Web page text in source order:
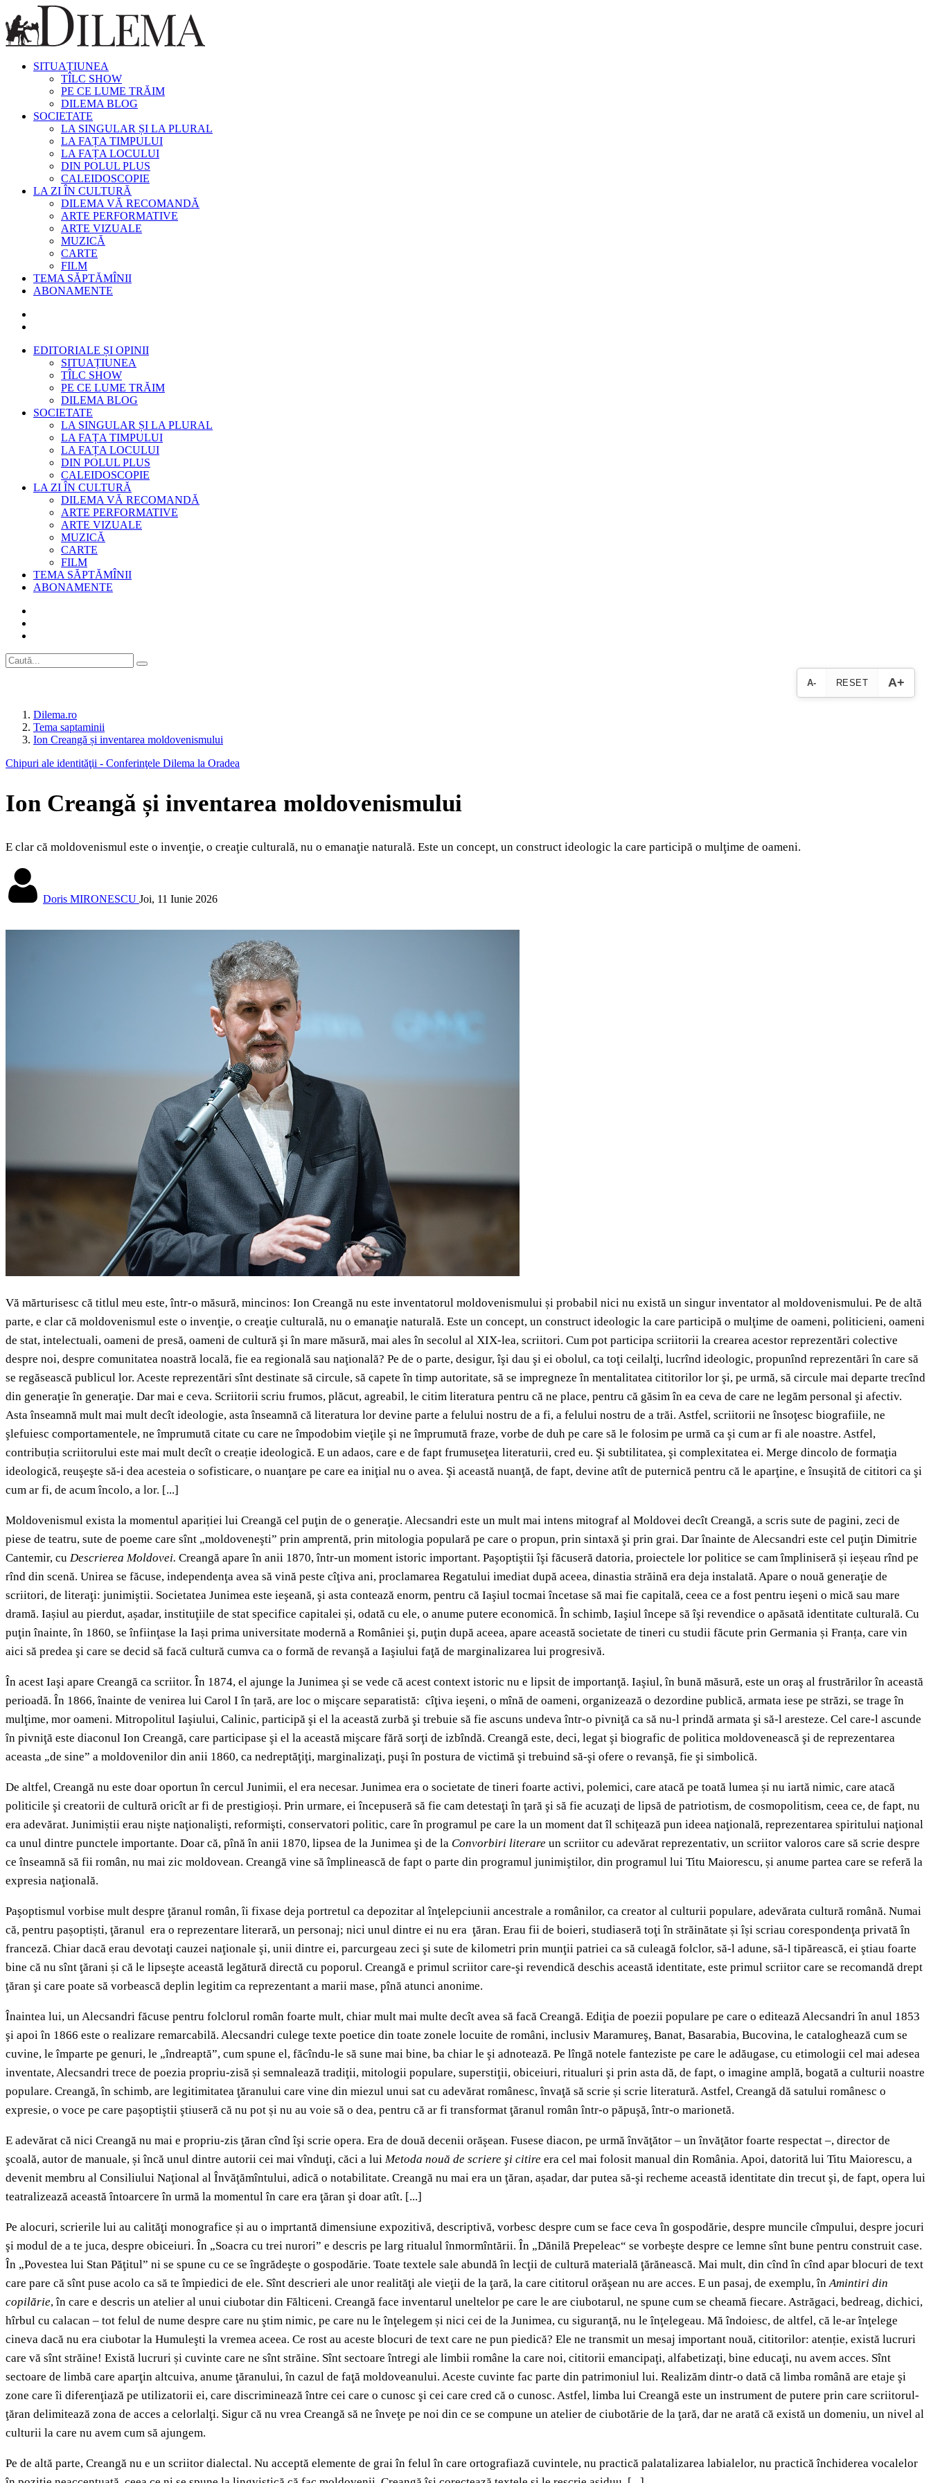
SITUAȚIUNEA
TÎLC SHOW
PE CE LUME TRĂIM
DILEMA BLOG
SOCIETATE
LA SINGULAR ȘI LA PLURAL
LA FAȚA TIMPULUI
LA FAȚA LOCULUI
DIN POLUL PLUS
CALEIDOSCOPIE
LA ZI ÎN CULTURĂ
DILEMA VĂ RECOMANDĂ
ARTE PERFORMATIVE
ARTE VIZUALE
MUZICĂ
CARTE
FILM
TEMA SĂPTĂMÎNII
ABONAMENTE
EDITORIALE ȘI OPINII
SITUAȚIUNEA
TÎLC SHOW
PE CE LUME TRĂIM
DILEMA BLOG
SOCIETATE
LA SINGULAR ȘI LA PLURAL
LA FAȚA TIMPULUI
LA FAȚA LOCULUI
DIN POLUL PLUS
CALEIDOSCOPIE
LA ZI ÎN CULTURĂ
DILEMA VĂ RECOMANDĂ
ARTE PERFORMATIVE
ARTE VIZUALE
MUZICĂ
CARTE
FILM
TEMA SĂPTĂMÎNII
ABONAMENTE
A- RESET A+
Dilema.ro
Tema saptaminii
Ion Creangă și inventarea moldovenismului
Chipuri ale identităţii - Conferinţele Dilema la Oradea
Ion Creangă și inventarea moldovenismului
E clar că moldovenismul este o invenţie, o creaţie culturală, nu o emanaţie naturală. Este un concept, un construct ideologic la care participă o mulţime de oameni.
Doris MIRONESCU Joi, 11 Iunie 2026
Vă mărturisesc că titlul meu este, într-o măsură, mincinos: Ion Creangă nu este inventatorul moldovenismului și probabil nici nu există un singur inventator al moldovenismului. Pe de altă
parte, e clar că moldovenismul este o invenţie, o creaţie culturală, nu o emanaţie naturală. Este un concept, un construct ideologic la care participă o mulţime de oameni, politicieni, oameni
de stat, intelectuali, oameni de presă, oameni de cultură şi în mare măsură, mai ales în secolul al XIX-lea, scriitori. Cum pot participa scriitorii la crearea acestor reprezentări colective
despre noi, despre comunitatea noastră locală, fie ea regională sau naţională? Pe de o parte, desigur, îşi dau şi ei obolul, ca toţi ceilalţi, lucrînd ideologic, propunînd reprezentări în care să
se regăsească publicul lor. Aceste reprezentări sînt destinate să circule, să capete în timp autoritate, să se impregneze în mentalitatea cititorilor lor şi, pe urmă, să circule mai departe trecînd
din generaţie în generaţie. Dar mai e ceva. Scriitorii scriu frumos, plăcut, agreabil, le citim literatura pentru că ne place, pentru că găsim în ea ceva de care ne legăm personal şi afectiv.
Asta înseamnă mult mai mult decît ideologie, asta înseamnă că literatura lor devine parte a felului nostru de a fi, a felului nostru de a trăi. Astfel, scriitorii ne însoţesc biografiile, ne
şlefuiesc comportamentele, ne împrumută citate cu care ne împodobim vieţile şi ne împrumută fraze, vorbe de duh pe care să le folosim pe urmă ca şi cum ar fi ale noastre. Astfel,
contribuția scriitorului este mai mult decît o creație ideologică. E un adaos, care e de fapt frumuseţea literaturii, cred eu. Şi subtilitatea, şi complexitatea ei. Merge dincolo de formaţia
ideologică, reuşeşte să-i dea acesteia o sofisticare, o nuanţare pe care ea iniţial nu o avea. Şi această nuanţă, de fapt, devine atît de puternică pentru că le aparţine, e însuşită de cititori ca şi
cum ar fi, de acum încolo, a lor. [...]
Moldovenismul exista la momentul apariției lui Creangă cel puţin de o generaţie. Alecsandri este un mult mai intens mitograf al Moldovei decît Creangă, a scris sute de pagini, zeci de
piese de teatru, sute de poeme care sînt „moldoveneşti” prin amprentă, prin mitologia populară pe care o propun, prin sintaxă şi prin grai. Dar înainte de Alecsandri este cel puţin Dimitrie
Cantemir, cu Descrierea Moldovei. Creangă apare în anii 1870, într-un moment istoric important. Paşoptiştii îşi făcuseră datoria, proiectele lor politice se cam împliniseră și ieșeau rînd pe
rînd din scenă. Unirea se făcuse, independenţa avea să vină peste cîţiva ani, proclamarea Regatului imediat după aceea, dinastia străină era deja instalată. Apare o nouă generaţie de
scriitori, de literaţi: junimiştii. Societatea Junimea este ieşeană, şi asta contează enorm, pentru că Iaşiul tocmai încetase să mai fie capitală, ceea ce a fost pentru ieşeni o mică sau mare
dramă. Iașiul au pierdut, așadar, instituţiile de stat specifice capitalei și, odată cu ele, o anume putere economică. În schimb, Iaşiul începe să îşi revendice o apăsată identitate culturală. Cu
puţin înainte, în 1860, se înfiinţase la Iași prima universitate modernă a României şi, puţin după aceea, apare această societate de tineri cu studii făcute prin Germania și Franța, care vin
aici să predea şi care se decid să facă cultură cumva ca o formă de revanşă a Iaşiului faţă de marginalizarea lui progresivă.
În acest Iaşi apare Creangă ca scriitor. În 1874, el ajunge la Junimea şi se vede că acest context istoric nu e lipsit de importanţă. Iaşiul, în bună măsură, este un oraş al frustrărilor în această
perioadă. În 1866, înainte de venirea lui Carol I în țară, are loc o mişcare separatistă: cîţiva ieşeni, o mînă de oameni, organizează o dezordine publică, armata iese pe străzi, se trage în
mulţime, mor oameni. Mitropolitul Iaşiului, Calinic, participă şi el la această zurbă şi trebuie să fie ascuns undeva într-o pivniţă ca să nu-l prindă armata şi să-l aresteze. Cel care-l ascunde
în pivniţă este diaconul Ion Creangă, care participase şi el la această mişcare fără sorţi de izbîndă. Creangă este, deci, legat şi biografic de politica moldovenească şi de reprezentarea
aceasta „de sine” a moldovenilor din anii 1860, ca nedreptăţiţi, marginalizaţi, puşi în postura de victimă şi trebuind să-şi ofere o revanşă, fie şi simbolică.
De altfel, Creangă nu este doar oportun în cercul Junimii, el era necesar. Junimea era o societate de tineri foarte activi, polemici, care atacă pe toată lumea și nu iartă nimic, care atacă
politicile şi creatorii de cultură oricît ar fi de prestigioși. Prin urmare, ei începuseră să fie cam detestaţi în ţară şi să fie acuzaţi de lipsă de patriotism, de cosmopolitism, ceea ce, de fapt, nu
era adevărat. Junimiștii erau nişte naţionalişti, reformişti, conservatori politic, care în programul pe care la un moment dat îl schiţează pun ideea naţională, reprezentarea spiritului naţional
ca unul dintre punctele importante. Doar că, pînă în anii 1870, lipsea de la Junimea şi de la Convorbiri literare un scriitor cu adevărat reprezentativ, un scriitor valoros care să scrie despre
ce înseamnă să fii român, nu mai zic moldovean. Creangă vine să împlinească de fapt o parte din programul junimiştilor, din programul lui Titu Maiorescu, și anume partea care se referă la
expresia naţională.
Paşoptismul vorbise mult despre ţăranul român, îi fixase deja portretul ca depozitar al înţelepciunii ancestrale a românilor, ca creator al culturii populare, adevărata cultură română. Numai
că, pentru pașoptiști, ţăranul era o reprezentare literară, un personaj; nici unul dintre ei nu era ţăran. Erau fii de boieri, studiaseră toţi în străinătate și își scriau corespondenţa privată în
franceză. Chiar dacă erau devotaţi cauzei naţionale şi, unii dintre ei, parcurgeau zeci şi sute de kilometri prin munţii patriei ca să culeagă folclor, să-l adune, să-l tipărească, ei ştiau foarte
bine că nu sînt ţărani și că le lipseşte această legătură directă cu poporul. Creangă e primul scriitor care-şi revendică deschis această identitate, este primul scriitor care se recomandă drept
ţăran şi care poate să vorbească deplin legitim ca reprezentant a marii mase, pînă atunci anonime.
Înaintea lui, un Alecsandri făcuse pentru folclorul român foarte mult, chiar mult mai multe decît avea să facă Creangă. Ediţia de poezii populare pe care o editează Alecsandri în anul 1853
şi apoi în 1866 este o realizare remarcabilă. Alecsandri culege texte poetice din toate zonele locuite de români, inclusiv Maramureş, Banat, Basarabia, Bucovina, le cataloghează cum se
cuvine, le împarte pe genuri, le „îndreaptă”, cum spune el, făcîndu-le să sune mai bine, ba chiar le şi adnotează. Pe lîngă notele fanteziste pe care le adăugase, cu etimologii cel mai adesea
inventate, Alecsandri trece de poezia propriu-zisă și semnalează tradiţii, mitologii populare, superstiţii, obiceiuri, ritualuri şi prin asta dă, de fapt, o imagine amplă, bogată a culturii noastre
populare. Creangă, în schimb, are legitimitatea ţăranului care vine din miezul unui sat cu adevărat românesc, învaţă să scrie și scrie literatură. Astfel, Creangă dă satului românesc o
expresie, o voce pe care paşoptiştii ştiuseră că nu pot și nu au voie să o dea, pentru că ar fi transformat ţăranul român într-o păpuşă, într-o marionetă.
E adevărat că nici Creangă nu mai e propriu-zis ţăran cînd îşi scrie opera. Era de două decenii orăşean. Fusese diacon, pe urmă învăţător – un învăţător foarte respectat –, director de
şcoală, autor de manuale, și încă unul dintre autorii cei mai vînduţi, căci a lui Metoda nouă de scriere şi citire era cel mai folosit manual din România. Apoi, datorită lui Titu Maiorescu, a
devenit membru al Consiliului Naţional al Învăţămîntului, adică o notabilitate. Creangă nu mai era un ţăran, așadar, dar putea să-şi recheme această identitate din trecut şi, de fapt, opera lui
teatralizează această întoarcere în urmă la momentul în care era ţăran şi doar atît. [...]
Pe alocuri, scrierile lui au calităţi monografice și au o imprtantă dimensiune expozitivă, descriptivă, vorbesc despre cum se face ceva în gospodărie, despre muncile cîmpului, despre jocuri
şi modul de a te juca, despre obiceiuri. În „Soacra cu trei nurori” e descris pe larg ritualul înmormîntării. În „Dănilă Prepeleac“ se vorbeşte despre ce lemne sînt bune pentru construit case.
În „Povestea lui Stan Păţitul” ni se spune cu ce se îngrădeşte o gospodărie. Toate textele sale abundă în lecţii de cultură materială ţărănească. Mai mult, din cînd în cînd apar blocuri de text
care pare că sînt puse acolo ca să te împiedici de ele. Sînt descrieri ale unor realităţi ale vieţii de la ţară, la care cititorul orăşean nu are acces. E un pasaj, de exemplu, înAmintiri din
copilărie, în care e descris un atelier al unui ciubotar din Fălticeni. Creangă face inventarul uneltelor pe care le are ciubotarul, ne spune cum se cheamă fiecare. Astrăgaci, bedreag, dichici,
hîrbul cu calacan – tot felul de nume despre care nu ştim nimic, pe care nu le înţelegem și nici cei de la Junimea, cu siguranţă, nu le înţelegeau. Mă îndoiesc, de altfel, că le-ar înţelege
cineva dacă nu era ciubotar la Humuleşti la vremea aceea. Ce rost au aceste blocuri de text care ne pun piedică? Ele ne transmit un mesaj important nouă, cititorilor: atenție, există lucruri
care vă sînt străine! Există lucruri și cuvinte care ne sînt străine. Sînt sectoare întregi ale limbii române la care noi, cititorii emancipaţi, alfabetizaţi, bine educaţi, nu avem acces. Sînt
sectoare de limbă care aparţin altcuiva, anume ţăranului, în cazul de faţă moldoveanului. Aceste cuvinte fac parte din patrimoniul lui. Realizăm dintr-o dată că limba română are etaje şi
zone care îi diferenţiază pe utilizatorii ei, care discriminează între cei care o cunosc şi cei care cred că o cunosc. Astfel, limba lui Creangă este un instrument de putere prin care scriitorul-
ţăran delimitează zona de acces a celorlalţi. Sigur că nu vrea Creangă să ne înveţe pe noi din ce se compune un atelier de ciubotărie de la ţară, dar ne arată că există un domeniu, un nivel al
culturii la care nu avem cum să ajungem.
Pe de altă parte, Creangă nu e un scriitor dialectal. Nu acceptă elemente de grai în felul în care ortografiază cuvintele, nu practică palatalizarea labialelor, nu practică închiderea vocalelor